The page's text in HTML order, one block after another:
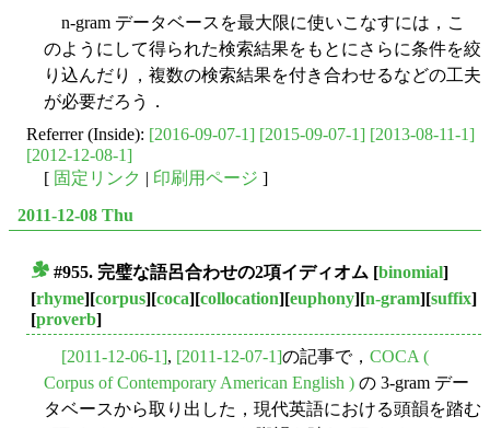
n-gram データベースを最大限に使いこなすには，こ
のようにして得られた検索結果をもとにさらに条件を絞
り込んだり，複数の検索結果を付き合わせるなどの工夫
が必要だろう．
Referrer (Inside): [2016-09-07-1] [2015-09-07-1] [2013-08-11-1]
[2012-12-08-1]
[ 固定リンク | 印刷用ページ ]
2011-12-08 Thu
#955. 完璧な語呂合わせの2項イディオム [binomial]
[rhyme][corpus][coca][collocation][euphony][n-gram][suffix]
[proverb]
[2011-12-06-1], [2011-12-07-1]の記事で， COCA (
Corpus of Contemporary American English ) の 3-gram デー
タベースから取り出した，現代英語における頭韻を踏む